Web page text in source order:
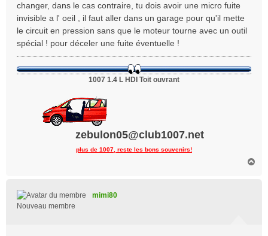
changer, dans le cas contraire, tu dois avoir une micro fuite
invisible a l' oeil , il faut aller dans un garage pour qu'il mette
le circuit en pression sans que le moteur tourne avec un outil
spécial ! pour déceler une fuite éventuelle !
1007 1.4 L HDI Toit ouvrant
zebulon05@club1007.net
plus de 1007, reste les bons souvenirs!
mimi80
Nouveau membre